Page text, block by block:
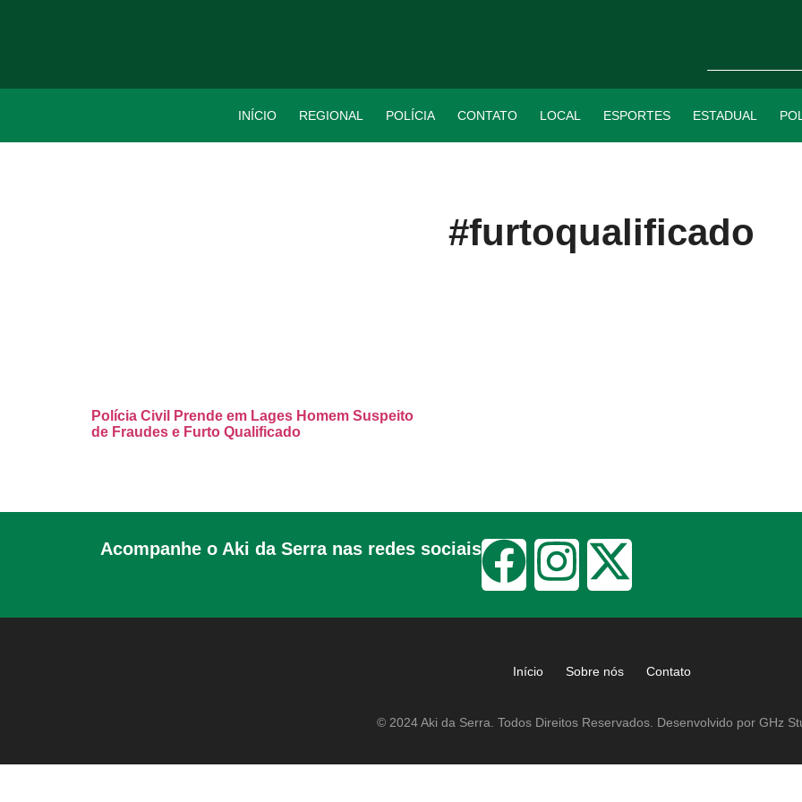
INÍCIO REGIONAL POLÍCIA CONTATO LOCAL ESPORTES ESTADUAL
#furtoqualificado
Polícia Civil Prende em Lages Homem Suspeito
de Fraudes e Furto Qualificado
Acompanhe o Aki da Serra nas redes sociais
Início Sobre nós Contato
© 2024 Aki da Serra. Todos Direitos Reservados. Desenvolvido por GHz